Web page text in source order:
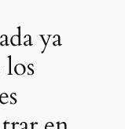
ya